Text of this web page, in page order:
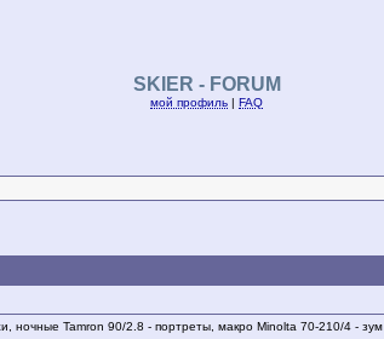
SKIER - FORUM
мой профиль | FAQ
Tamron 90/2.8 - портреты, макро Minolta 70-210/4 - зум